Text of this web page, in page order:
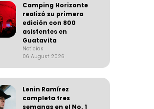
Camping Horizonte
realizó su primera
edición con 800
asistentes en
Guatavita
Noticias
06 August 2026
Lenin Ramírez
completa tres
semanas en el No. 1